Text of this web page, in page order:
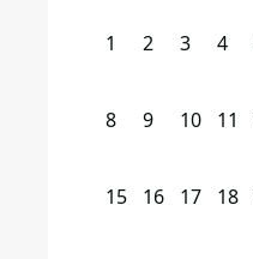
1 2 3 4
8 9 10 11
15 16 17 18